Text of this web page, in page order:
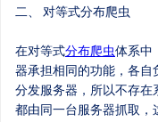
二、 对等式分布爬虫
在对等式分布爬虫体系中
器承担相同的功能，各自
分发服务器，所以不存在
都由同一台服务器抓取，